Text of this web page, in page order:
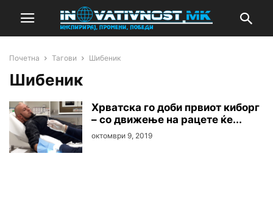
Почетна Тагови Шибеник
Шибеник
Хрватска го доби првиот киборг
– со движење на рацете ќе...
октомври 9, 2019